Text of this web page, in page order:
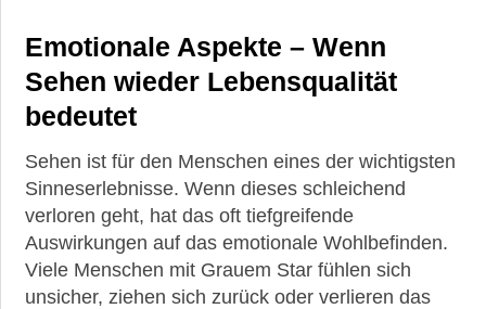
Emotionale Aspekte – Wenn
Sehen wieder Lebensqualität
bedeutet
Sehen ist für den Menschen eines der wichtigsten
Sinneserlebnisse. Wenn dieses schleichend
verloren geht, hat das oft tiefgreifende
Auswirkungen auf das emotionale Wohlbefinden.
Viele Menschen mit Grauem Star fühlen sich
unsicher, ziehen sich zurück oder verlieren das